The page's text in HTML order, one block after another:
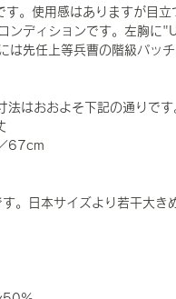
。使用感はありますが目立
ンディションです。左胸に
は先任上等兵曹の階級パッ
法はおおよそ下記の通りです
67cm
。日本サイズより若干大き